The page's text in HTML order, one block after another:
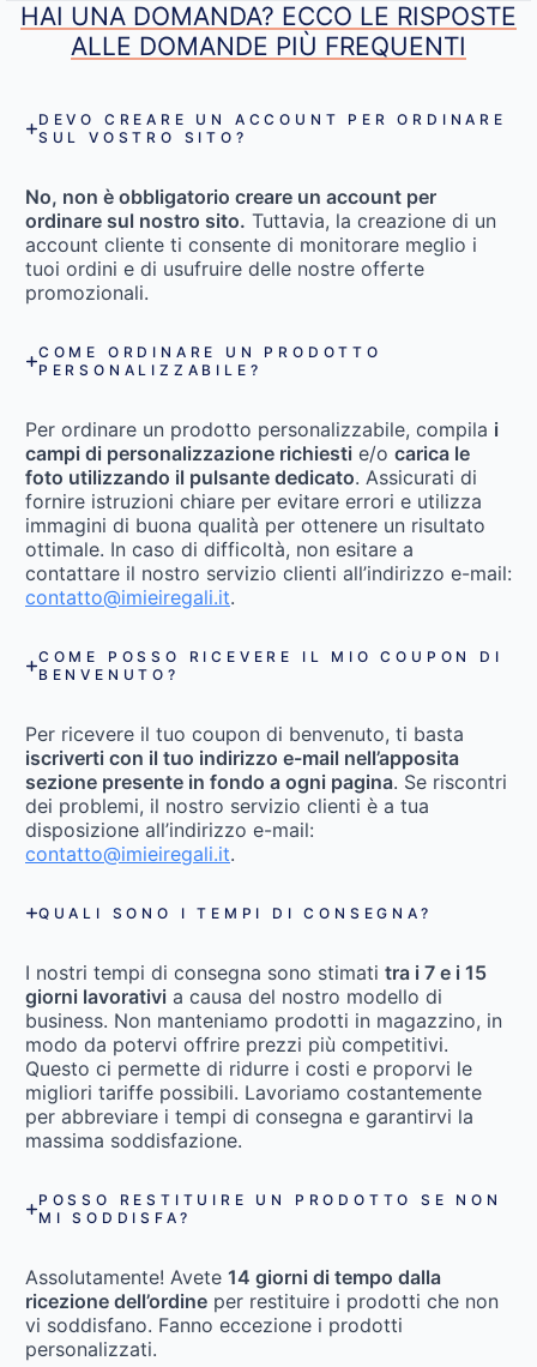
HAI UNA DOMANDA? ECCO LE RISPOSTE
ALLE DOMANDE PIÙ FREQUENTI
DEVO CREARE UN ACCOUNT PER ORDINARE
SUL VOSTRO SITO?
No, non è obbligatorio creare un account per
ordinare sul nostro sito. Tuttavia, la creazione di un
account cliente ti consente di monitorare meglio i
tuoi ordini e di usufruire delle nostre offerte
promozionali.
COME ORDINARE UN PRODOTTO
PERSONALIZZABILE?
Per ordinare un prodotto personalizzabile, compila i
campi di personalizzazione richiesti e/o carica le
foto utilizzando il pulsante dedicato. Assicurati di
fornire istruzioni chiare per evitare errori e utilizza
immagini di buona qualità per ottenere un risultato
ottimale. In caso di difficoltà, non esitare a
contattare il nostro servizio clienti all’indirizzo e-mail:
contatto@imieiregali.it.
COME POSSO RICEVERE IL MIO COUPON DI
BENVENUTO?
Per ricevere il tuo coupon di benvenuto, ti basta
iscriverti con il tuo indirizzo e-mail nell’apposita
sezione presente in fondo a ogni pagina. Se riscontri
dei problemi, il nostro servizio clienti è a tua
disposizione all’indirizzo e-mail:
contatto@imieiregali.it.
QUALI SONO I TEMPI DI CONSEGNA?
I nostri tempi di consegna sono stimati tra i 7 e i 15
giorni lavorativi a causa del nostro modello di
business. Non manteniamo prodotti in magazzino, in
modo da potervi offrire prezzi più competitivi.
Questo ci permette di ridurre i costi e proporvi le
migliori tariffe possibili. Lavoriamo costantemente
per abbreviare i tempi di consegna e garantirvi la
massima soddisfazione.
POSSO RESTITUIRE UN PRODOTTO SE NON
MI SODDISFA?
Assolutamente! Avete 14 giorni di tempo dalla
ricezione dell’ordine per restituire i prodotti che non
vi soddisfano. Fanno eccezione i prodotti
personalizzati.